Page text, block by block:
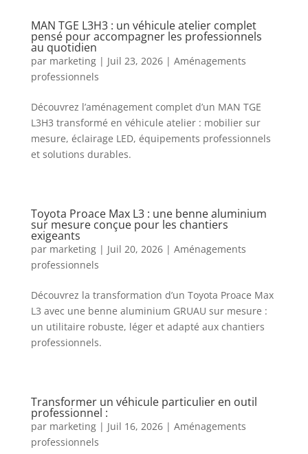
MAN TGE L3H3 : un véhicule atelier complet
pensé pour accompagner les professionnels
au quotidien
par marketing| Juil 23, 2026| Aménagements
professionnels
Découvrez l’aménagement complet d’un MAN TGE
L3H3 transformé en véhicule atelier : mobilier sur
mesure, éclairage LED, équipements professionnels
et solutions durables.
Toyota Proace Max L3 : une benne aluminium
sur mesure conçue pour les chantiers
exigeants
par marketing| Juil 20, 2026| Aménagements
professionnels
Découvrez la transformation d’un Toyota Proace Max
L3 avec une benne aluminium GRUAU sur mesure :
un utilitaire robuste, léger et adapté aux chantiers
professionnels.
Transformer un véhicule particulier en outil
professionnel :
par marketing| Juil 16, 2026| Aménagements
professionnels